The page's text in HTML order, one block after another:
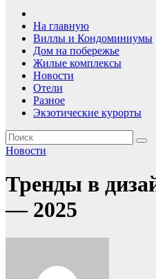
На главную
Виллы и Кондоминиумы
Дом на побережье
Жилые комплексы
Новости
Отели
Разное
Экзотические курорты
Новости
Тренды в
— 2025